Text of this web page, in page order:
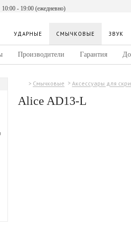
10:00 - 19:00 (ежедневно)
УДАРНЫЕ СМЫЧКОВЫЕ ЗВУК
Производители Гарантия
Смычковые Аксессуары для
Alice AD13-L